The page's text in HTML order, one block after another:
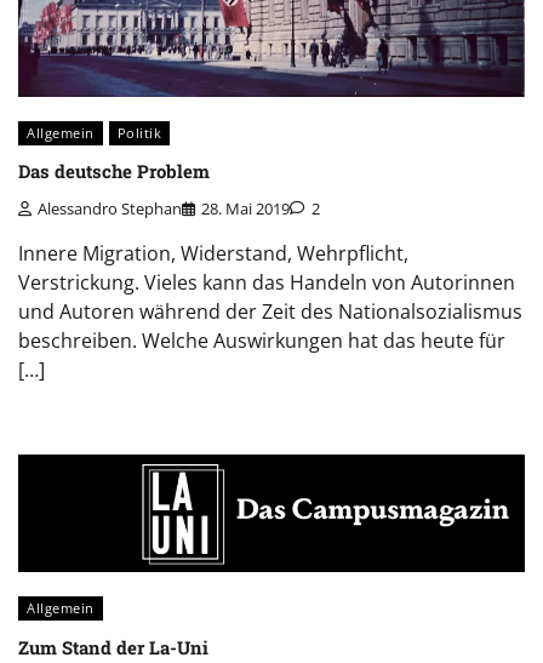
Allgemein Politik
Das deutsche Problem
Alessandro Stephan 28. Mai 2019 2
Innere Migration, Widerstand, Wehrpflicht,
Verstrickung. Vieles kann das Handeln von Autorinnen
und Autoren während der Zeit des Nationalsozialismus
beschreiben. Welche Auswirkungen hat das heute für
[…]
Allgemein
Zum Stand der La-Uni